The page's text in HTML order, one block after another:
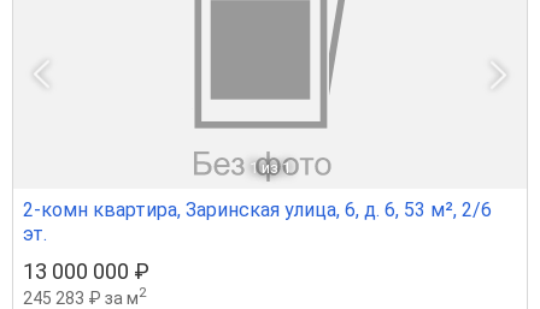
1 из 1
2-комн квартира, Заринская улица, 6, д. 6, 53 м², 2/6
эт.
13 000 000 ₽
245 283 ₽ за м2